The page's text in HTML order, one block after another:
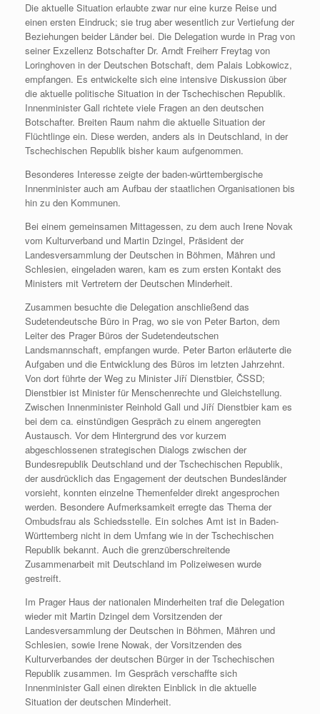
Die aktuelle Situation erlaubte zwar nur eine kurze Reise und
einen ersten Eindruck; sie trug aber wesentlich zur Vertiefung der
Beziehungen beider Länder bei. Die Delegation wurde in Prag von
seiner Exzellenz Botschafter Dr. Arndt Freiherr Freytag von
Loringhoven in der Deutschen Botschaft, dem Palais Lobkowicz,
empfangen. Es entwickelte sich eine intensive Diskussion über
die aktuelle politische Situation in der Tschechischen Republik.
Innenminister Gall richtete viele Fragen an den deutschen
Botschafter. Breiten Raum nahm die aktuelle Situation der
Flüchtlinge ein. Diese werden, anders als in Deutschland, in der
Tschechischen Republik bisher kaum aufgenommen.
Besonderes Interesse zeigte der baden-württembergische
Innenminister auch am Aufbau der staatlichen Organisationen bis
hin zu den Kommunen.
Bei einem gemeinsamen Mittagessen, zu dem auch Irene Novak
vom Kulturverband und Martin Dzingel, Präsident der
Landesversammlung der Deutschen in Böhmen, Mähren und
Schlesien, eingeladen waren, kam es zum ersten Kontakt des
Ministers mit Vertretern der Deutschen Minderheit.
Zusammen besuchte die Delegation anschließend das
Sudetendeutsche Büro in Prag, wo sie von Peter Barton, dem
Leiter des Prager Büros der Sudetendeutschen
Landsmannschaft, empfangen wurde. Peter Barton erläuterte die
Aufgaben und die Entwicklung des Büros im letzten Jahrzehnt.
Von dort führte der Weg zu Minister Jiří Dienstbier, ČSSD;
Dienstbier ist Minister für Menschenrechte und Gleichstellung.
Zwischen Innenminister Reinhold Gall und Jiří Dienstbier kam es
bei dem ca. einstündigen Gespräch zu einem angeregten
Austausch. Vor dem Hintergrund des vor kurzem
abgeschlossenen strategischen Dialogs zwischen der
Bundesrepublik Deutschland und der Tschechischen Republik,
der ausdrücklich das Engagement der deutschen Bundesländer
vorsieht, konnten einzelne Themenfelder direkt angesprochen
werden. Besondere Aufmerksamkeit erregte das Thema der
Ombudsfrau als Schiedsstelle. Ein solches Amt ist in Baden-
Württemberg nicht in dem Umfang wie in der Tschechischen
Republik bekannt. Auch die grenzüberschreitende
Zusammenarbeit mit Deutschland im Polizeiwesen wurde
gestreift.
Im Prager Haus der nationalen Minderheiten traf die Delegation
wieder mit Martin Dzingel dem Vorsitzenden der
Landesversammlung der Deutschen in Böhmen, Mähren und
Schlesien, sowie Irene Nowak, der Vorsitzenden des
Kulturverbandes der deutschen Bürger in der Tschechischen
Republik zusammen. Im Gespräch verschaffte sich
Innenminister Gall einen direkten Einblick in die aktuelle
Situation der deutschen Minderheit.